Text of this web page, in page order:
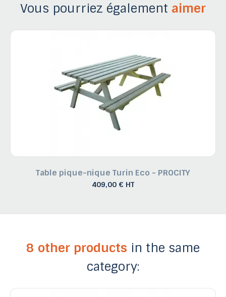
Vous pourriez également aimer
Table pique-nique Turin Eco - PROCITY
409,00 € HT
8 other products in the same
category: